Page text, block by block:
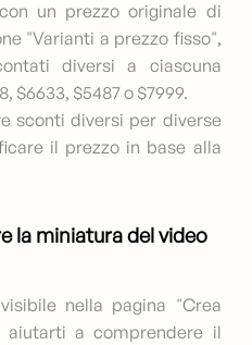
un prezzo originale di
"Varianti a prezzo fisso",
diversi a ciascuna
$6633, $5487 o $7999.
sconti diversi per diverse
il prezzo in base alla
la miniatura del video
nella pagina "Crea
aiutarti a comprendere il